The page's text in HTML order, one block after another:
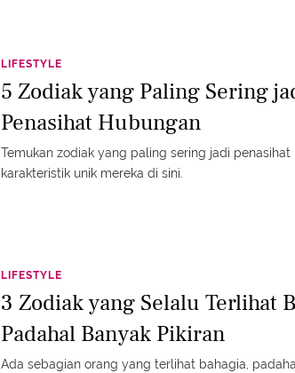
LIFESTYLE
5 Zodiak yang Paling Sering
Penasihat Hubungan
Temukan zodiak yang paling sering jadi
karakteristik unik mereka di sini.
LIFESTYLE
3 Zodiak yang Selalu Terlihat
Padahal Banyak Pikiran
Ada sebagian orang yang terlihat bahagia,